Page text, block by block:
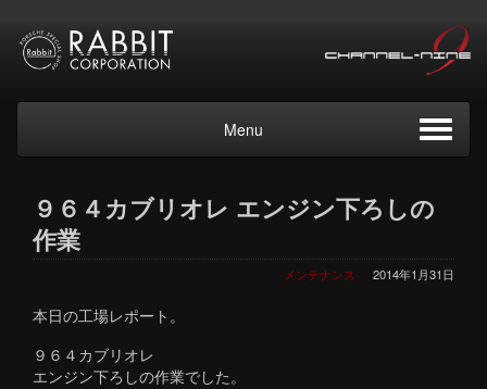
Menu
９６４カブリオレ エンジン下ろしの
作業
2014年1月31日
メンテナンス
本日の工場レポート。
９６４カブリオレ
エンジン下ろしの作業でした。